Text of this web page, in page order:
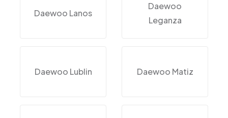
Daewoo Lanos
Daewoo
Leganza
Daewoo Lublin Daewoo Matiz